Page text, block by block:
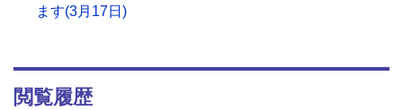
ます(3月17日)
閲覧履歴